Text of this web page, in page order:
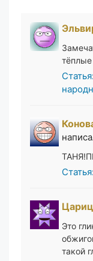
тёплые
Это
такой